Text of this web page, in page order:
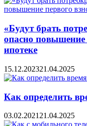
«Будут брать
опасно повышение
ипотеке
15.12.202321.04.2025
Как определить
03.02.2021 21.04.2025